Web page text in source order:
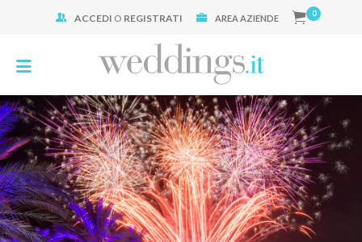
ACCEDI O REGISTRATI AREA AZIENDE 0